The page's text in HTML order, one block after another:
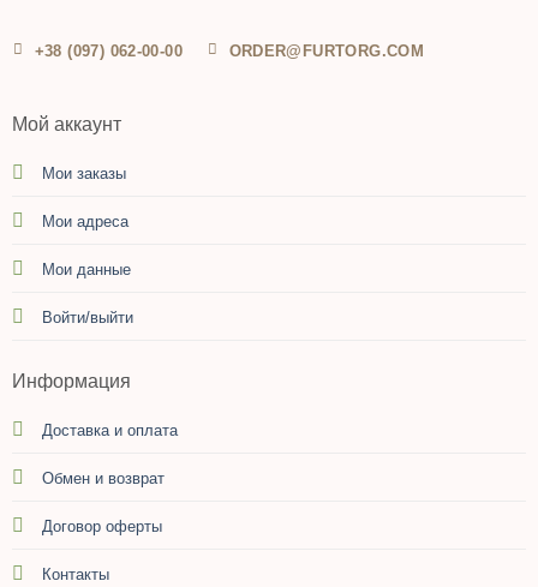
+38 (097) 062-00-00 ORDER@FURTORG.COM
Мой аккаунт
Мои заказы
Мои адреса
Мои данные
Войти/выйти
Информация
Доставка и оплата
Обмен и возврат
Договор оферты
Контакты